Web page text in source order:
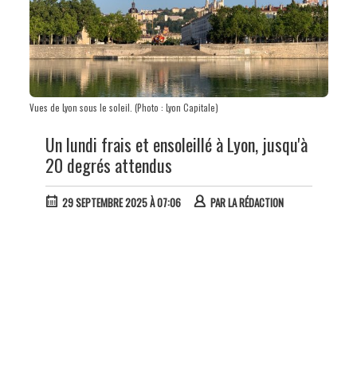
Vues de Lyon sous le soleil. (Photo : Lyon Capitale)
Un lundi frais et ensoleillé à Lyon, jusqu'à
20 degrés attendus
29 SEPTEMBRE 2025 À 07:06 PARLA RÉDACTION